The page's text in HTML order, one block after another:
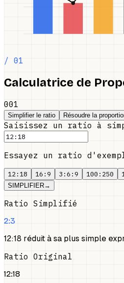
/ 01
Calculatrice de
001
Simplifier le ratio Résoudre la
Saisissez un ratio à
Essayez un ratio
12:18 16:9 3:6:9 100:250
SIMPLIFIER→
Ratio Simplifié
2:3
12:18 réduit à sa plus simple
Ratio Original
12:18